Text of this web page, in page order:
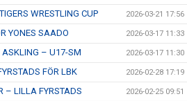
WRESTLING CUP 2026-03-21 17:56
YONES SAADO 2026-03-17 11:33
ASKLING – U17-SM 2026-03-17 11:30
FÖR LBK 2026-02-28 17:19
– LILLA FYRSTADS 2026-02-25 09:51